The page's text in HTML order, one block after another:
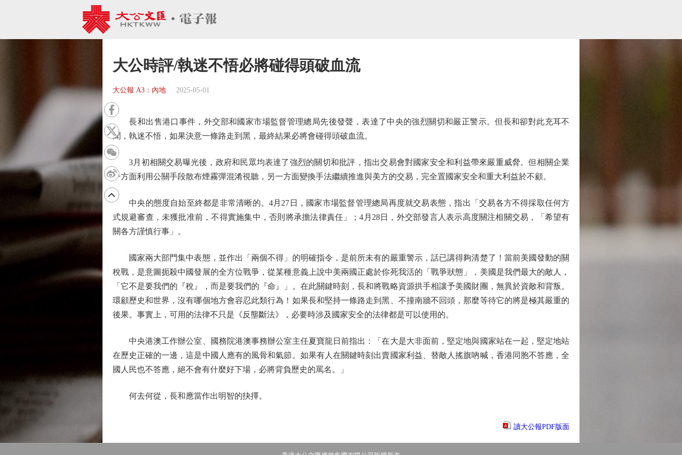
大公時評/執迷不悟必將碰得頭破血流
大公報 A3：內地 2025-05-01
長和出售港口事件，外交部和國家市場監督管理總局先後發聲，表達了中央的強烈關切和嚴正警示。但長和卻對此充耳不
聞，執迷不悟，如果決意一條路走到黑，最終結果必將會碰得頭破血流。
3月初相關交易曝光後，政府和民眾均表達了強烈的關切和批評，指出交易會對國家安全和利益帶來嚴重威脅。但相關企業
一方面利用公關手段散布煙霧彈混淆視聽，另一方面變換手法繼續推進與美方的交易，完全置國家安全和重大利益於不顧。
中央的態度自始至終都是非常清晰的。4月27日，國家市場監督管理總局再度就交易表態，指出「交易各方不得採取任何方
式規避審查，未獲批准前，不得實施集中，否則將承擔法律責任」；4月28日，外交部發言人表示高度關注相關交易，「希望有
關各方謹慎行事」。
國家兩大部門集中表態，並作出「兩個不得」的明確指令，是前所未有的嚴重警示，話已講得夠清楚了！當前美國發動的關
稅戰，是意圖扼殺中國發展的全方位戰爭，從某種意義上說中美兩國正處於你死我活的「戰爭狀態」，美國是我們最大的敵人，
「它不是要我們的『稅』，而是要我們的『命』」。在此關鍵時刻，長和將戰略資源拱手相讓予美國財團，無異於資敵和背叛。
環顧歷史和世界，沒有哪個地方會容忍此類行為！如果長和堅持一條路走到黑、不撞南牆不回頭，那麼等待它的將是極其嚴重的
後果。事實上，可用的法律不只是《反壟斷法》，必要時涉及國家安全的法律都是可以使用的。
中央港澳工作辦公室、國務院港澳事務辦公室主任夏寶龍日前指出：「在大是大非面前，堅定地與國家站在一起，堅定地站
在歷史正確的一邊，這是中國人應有的風骨和氣節。如果有人在關鍵時刻出賣國家利益、替敵人搖旗吶喊，香港同胞不答應，全
國人民也不答應，絕不會有什麼好下場，必將背負歷史的罵名。」
何去何從，長和應當作出明智的抉擇。
讀大公報PDF版面